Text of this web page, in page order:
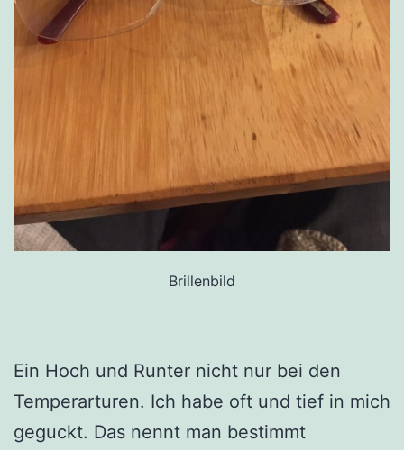
Brillenbild
Ein Hoch und Runter nicht nur bei den
Temperarturen. Ich habe oft und tief in mich
geguckt. Das nennt man bestimmt